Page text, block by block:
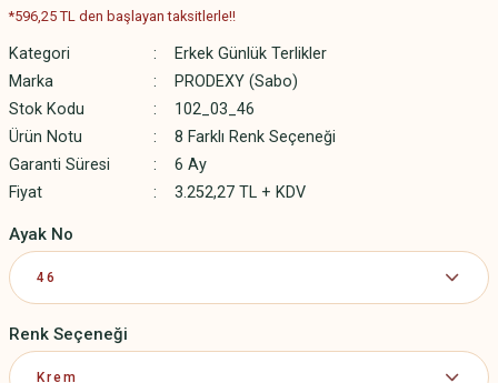
*596,25 TL den başlayan taksitlerle!!
Kategori
Erkek Günlük Terlikler
Marka
PRODEXY (Sabo)
Stok Kodu
102_03_46
Ürün Notu
8 Farklı Renk Seçeneği
Garanti Süresi
6 Ay
Fiyat
3.252,27 TL + KDV
Ayak No
Renk Seçeneği